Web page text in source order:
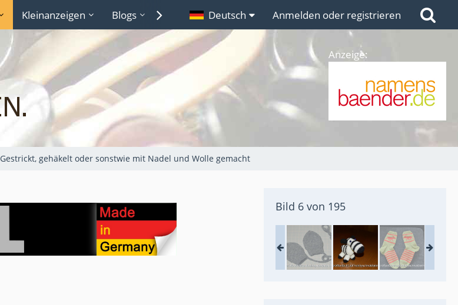
Kleinanzeigen Blogs Lexikon Links
Deutsch Anmelden oder registrieren
Anzeige:
Gestrickt, gehäkelt oder sonstwie mit Nadel und Wolle gemacht
Bild 6 von 195